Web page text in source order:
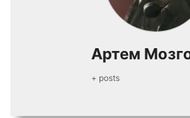
Артем
+ posts